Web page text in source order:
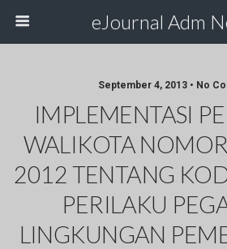
eJournal Adm
September 4, 2013 • No
IMPLEMENTASI
WALIKOTA
2012 TENTANG
PERILAKU
LINGKUNGAN